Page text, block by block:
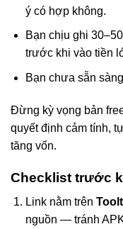
ý có hợp không.
Bạn chịu ghi
trước khi vào tiền
Bạn chưa sẵn
Đừng kỳ vọng bản
quyết định cảm tính,
tăng vốn.
Checklist trước
Link nằm trên
nguồn — tránh